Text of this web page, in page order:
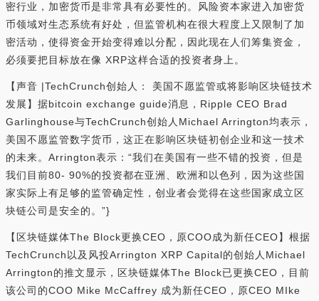
密行业，加密货币是非常具有必要性的。风险资本家进入加密货
币领域对生态系统有好处，但监管机构在很大程度上又限制了加
密活动，使得资金开始变得难以分配，因此现在人们筹集资金，
必须要把目标放在像 XRP这样合适的投资者身上。
【声音 |TechCrunch创始人： 美国不愿监管或将影响区块链技术
发展】据bitcoin exchange guide消息，Ripple CEO Brad
Garlinghouse与TechCrunch创始人Michael Arrington均表示，
美国不愿监管数字货币，这正在影响区块链初创企业和这一技术
的未来。Arrington表示：“我们在美国有一些不错的投资，但是
我们目前80- 90%的投资都在亚洲、欧洲和以色列，因为这些国
家实际上有足够的监管确定性，创业者会觉得在这些国家成立区
块链公司是安全的。”}
【区块链媒体The Block更换CEO，原COO成为新任CEO】根据
TechCrunch以及风投Arrington XRP Capital的创始人Michael
Arrington的推文显示，区块链媒体The Block已更换CEO，目前
该公司的COO Mike McCaffrey 成为新任CEO，原CEO MIke